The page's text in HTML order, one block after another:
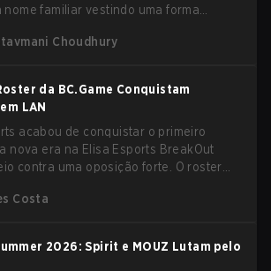
nome familiar vestindo uma forma
pela Team Spirit em uma série
Choudhury
da BC.Game Conquistam
LAN
acabou de conquistar o primeiro
nova era na Elisa Esports BreakOut
contra uma oposição forte. O roster
vitórias seguidas e uma varrida
Costa
2026: Spirit e MOUZ Lutam pelo